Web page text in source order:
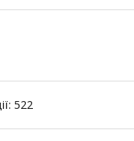
522